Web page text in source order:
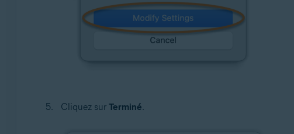
Cliquez sur Terminé.